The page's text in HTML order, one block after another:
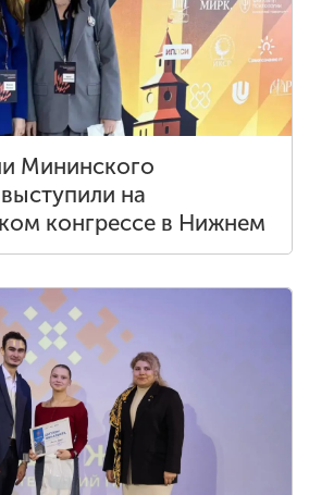
жизнь
об
Мининского
на
конгрессе в Нижнем